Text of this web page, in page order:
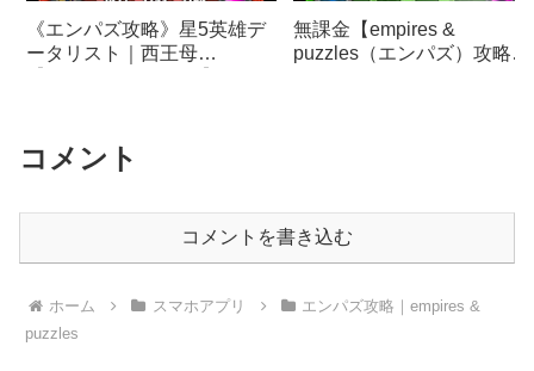
《エンパズ攻略》星5英雄デ
ータリスト｜西王母
無課金【empires &
puzzles（エンパズ）攻略】
コメント
コメントを書き込む
ホーム スマホアプリ
エンパズ攻略｜empires &
puzzles